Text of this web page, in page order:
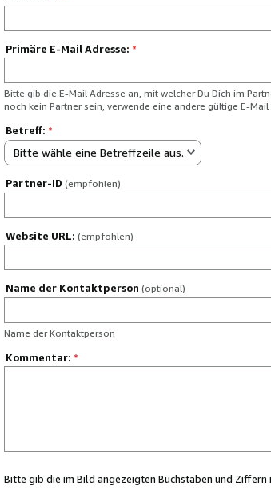
Primäre E-Mail Adresse: *
Bitte gib die E-Mail Adresse an, mit welcher Du Dich im
noch kein Partner sein, verwende eine andere gültige E-Mail
Betreff: *
Bitte wähle eine Betreffzeile aus.
Partner-ID (empfohlen)
Website URL: (empfohlen)
Name der Kontaktperson (optional)
Name der Kontaktperson
Kommentar: *
Bitte gib die im Bild angezeigten Buchstaben und